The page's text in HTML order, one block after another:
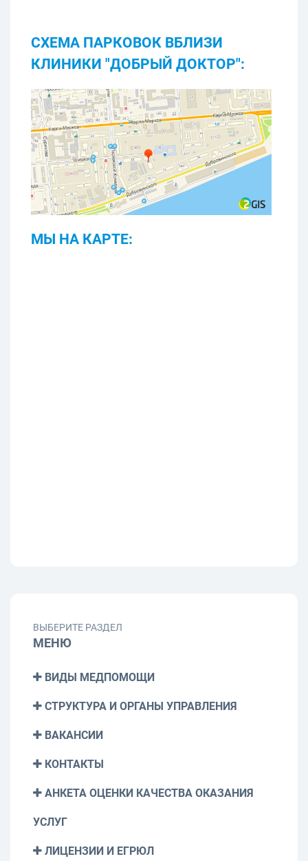
СХЕМА ПАРКОВОК ВБЛИЗИ
КЛИНИКИ "ДОБРЫЙ ДОКТОР":
МЫ НА КАРТЕ:
ВЫБЕРИТЕ РАЗДЕЛ
МЕНЮ
ВИДЫ МЕДПОМОЩИ
СТРУКТУРА И ОРГАНЫ УПРАВЛЕНИЯ
ВАКАНСИИ
КОНТАКТЫ
АНКЕТА ОЦЕНКИ КАЧЕСТВА ОКАЗАНИЯ
УСЛУГ
ЛИЦЕНЗИИ И ЕГРЮЛ